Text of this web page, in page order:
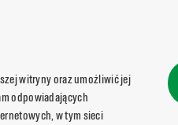
witryny oraz umożliwić jej
odpowiadających
w tym sieci